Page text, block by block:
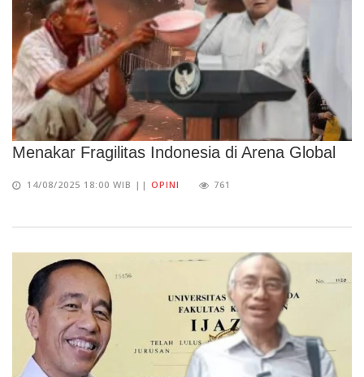
Menakar Fragilitas Indonesia di Arena Global
14/08/2025 18:00 WIB || OPINI 761